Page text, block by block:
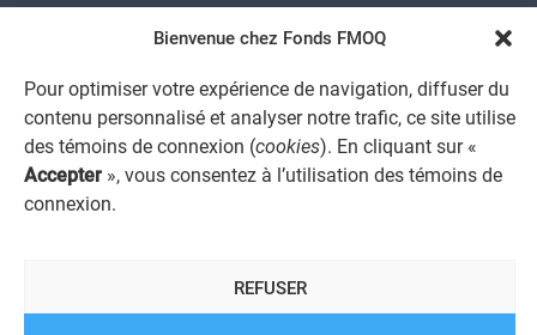
Bienvenue chez Fonds FMOQ
Pour optimiser votre expérience de navigation, diffuser du
contenu personnalisé et analyser notre trafic, ce site utilise
des témoins de connexion (cookies). En cliquant sur «
Accepter », vous consentez à l’utilisation des témoins de
connexion.
REFUSER
AVIS JURIDIQUE GÉNÉRAL
AVIS À L'USAGER
REGISTRE DES CONFLITS D'INTÉRÊTS
LIENS UTILES